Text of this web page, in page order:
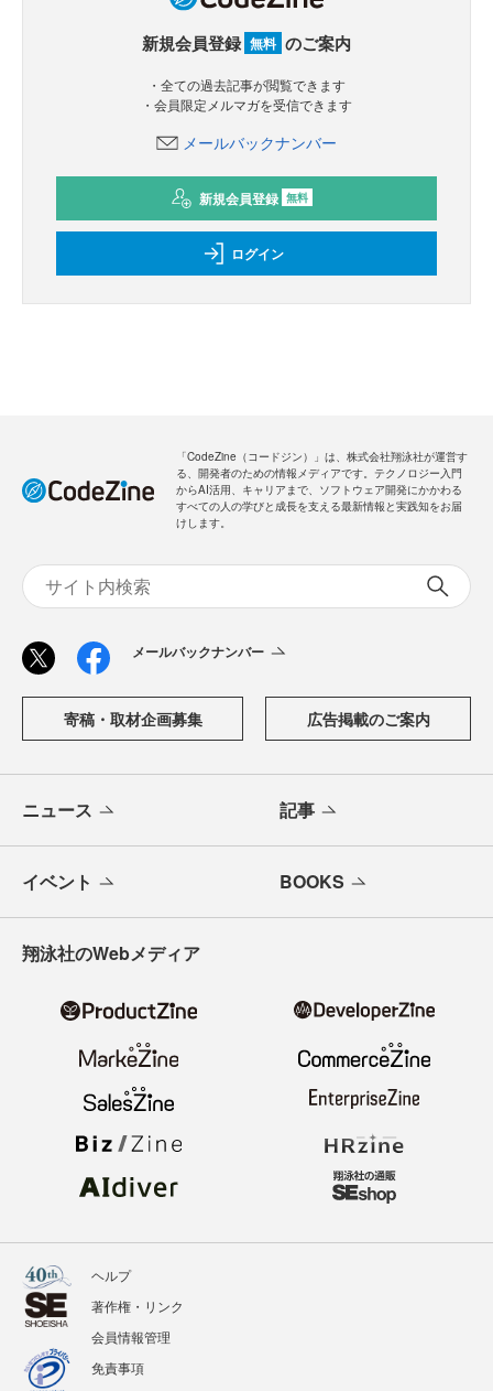
新規会員登録 無料
ログイン
からAI活用、キャリアまで、ソフトウェア開発にかかわる
すべての人の学びと成長を支える最新情報と実践知をお届
ニュース 記事
イベント BOOKS